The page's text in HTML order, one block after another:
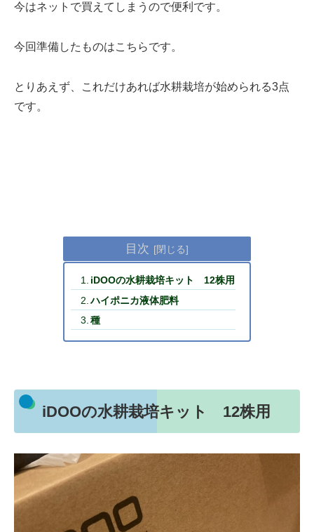
今はネットで買えてしまうので便利です。
今回準備したものはこちらです。
とりあえず、これだけあれば水耕栽培が始められる3点
です。
目次
iDOOの水耕栽培キット 12株用
ハイポニカ液体肥料
種
iDOOの水耕栽培キット 12株用